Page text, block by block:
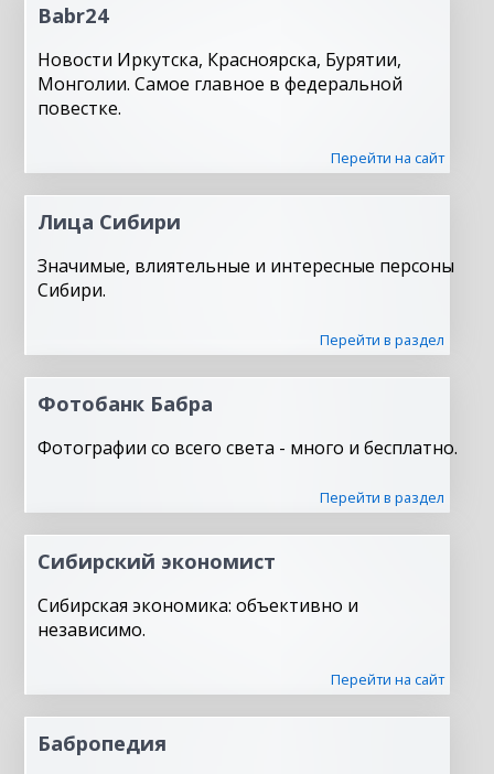
Babr24
Новости Иркутска, Красноярска, Бурятии,
Монголии. Самое главное в федеральной
повестке.
Перейти на сайт
Лица Сибири
Значимые, влиятельные и интересные персоны
Сибири.
Перейти в раздел
Фотобанк Бабра
Фотографии со всего света - много и бесплатно.
Перейти в раздел
Сибирский экономист
Сибирская экономика: объективно и
независимо.
Перейти на сайт
Бабропедия